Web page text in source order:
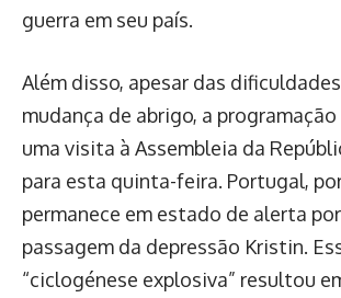
guerra em seu país.
Além disso, apesar das
mudança de abrigo, a
uma visita à Assembleia da
para esta quinta-feira. Portugal,
permanece em estado de alerta
passagem da depressão Kristin.
“ciclogénese explosiva” resultou